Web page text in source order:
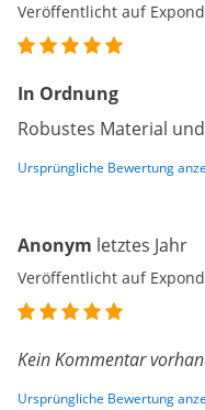
Veröffentlicht auf
In Ordnung
Robustes Material
Ursprüngliche Bewertung
Anonym letztes Jahr
Veröffentlicht auf
Kein Kommentar
Ursprüngliche Bewertung